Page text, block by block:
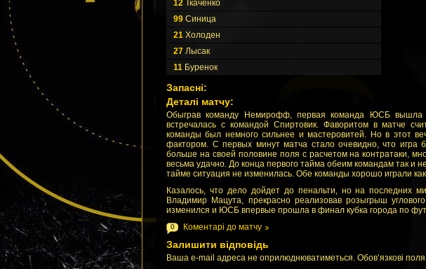
12 Ткаченко
99 Синица
21 Холоден
27 Лысак
11 Буренок
Запасні:
Деталі матчу:
Обыграв команду Немирофф, первая команда ЮСБ вышла
встречалась с командой Спиртовик. Фаворитом в матче
команды был немного сильнее и мастеровитей. Но в этот
фактором. С первых минут матча стало очевидно, что игра
больше на своей половине поля с расчетом на контратаки,
весьма удачно. До конца первого тайма обеим командам так и
тайме ситуация не изменилась. Обе команды хорошо играли
Казалось, что дело дойдет до пенальти, но на последних
Владимир Мацута, прекрасно реализовав розыгрыш
изменился и ЮСБ впервые прошла в финал кубка города по
0 Коментарі до матчу
Залишити відповідь
Ваша e-mail адреса не оприлюднюватиметься. Обов’язкові поля